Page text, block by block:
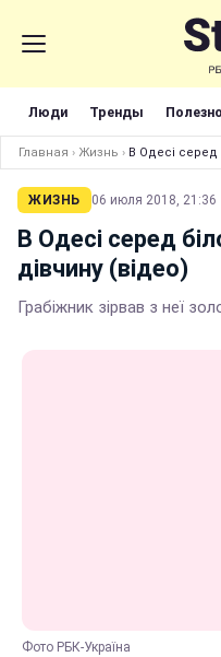
Люди Тренды
Главная › Жизнь › В Одесі серед
ЖИЗНЬ 06 июля 2018, 21:36
В Одесі серед
дівчину (відео)
Грабіжник зірвав з неї
Фото РБК-Україна